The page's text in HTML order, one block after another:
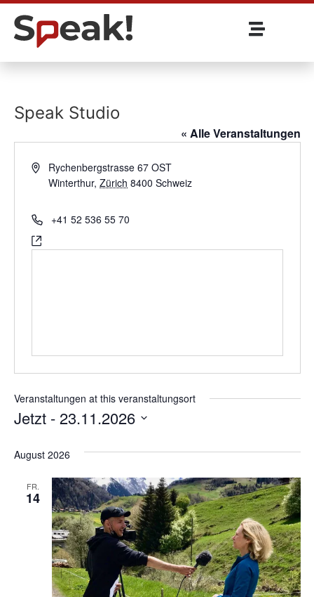
Speak Studio
« Alle Veranstaltungen
AddressRychenbergstrasse 67 OST
Winterthur, Zürich 8400 Schweiz
Phone+41 52 536 55 70
Website
Veranstaltungen at this veranstaltungsort
Jetzt - 23.11.2026
das
August 2026
FR.
14